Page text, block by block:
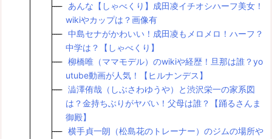
あんな【しゃべくり】成田凌イチオシハーフ美女！
wikiやカップは？画像有
中島セナがかわいい！成田凌もメロメロ！ハーフ？
中学は？【しゃべくり】
柳橋唯（ママモデル）のwikiや経歴！旦那は誰？yo
utube動画が人気！【ヒルナンデス】
澁澤侑哉（しぶさわゆうや）と渋沢栄一の家系図
は？金持ちぶりがヤバい！父母は誰？【踊るさんま
御殿】
横手貞一朗（松島花のトレーナー）のジムの場所や